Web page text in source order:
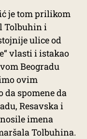
je tom prilikom
Tolbuhin i
ulice od
vlasti i istakao
Beogradu
ovim
da spomene da
Resavska i
imena
Tolbuhina.